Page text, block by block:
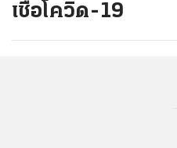
เชื้อโควิด-19